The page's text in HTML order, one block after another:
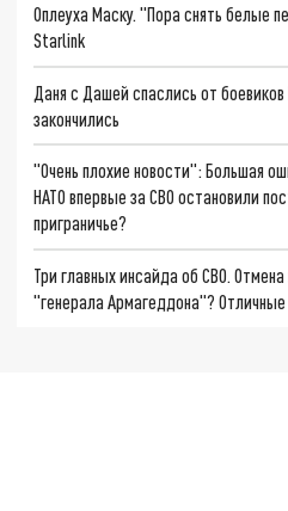
Оплеуха Маску. "Пора снять белые
Starlink
Даня с Дашей спаслись от
закончились
"Очень плохие новости": Большая
НАТО впервые за СВО остановили
приграничье?
Три главных инсайда об СВО.
"генерала Армагеддона"?